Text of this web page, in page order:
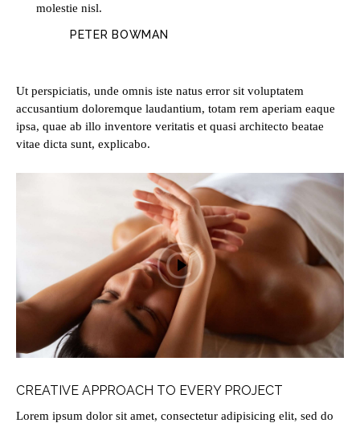
molestie nisl.
PETER BOWMAN
Ut perspiciatis, unde omnis iste natus error sit voluptatem
accusantium doloremque laudantium, totam rem aperiam eaque
ipsa, quae ab illo inventore veritatis et quasi architecto beatae
vitae dicta sunt, explicabo.
CREATIVE APPROACH TO EVERY PROJECT
Lorem ipsum dolor sit amet, consectetur adipisicing elit, sed do